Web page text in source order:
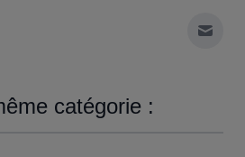
catégorie :